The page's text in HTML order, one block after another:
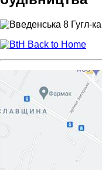
Back to Home